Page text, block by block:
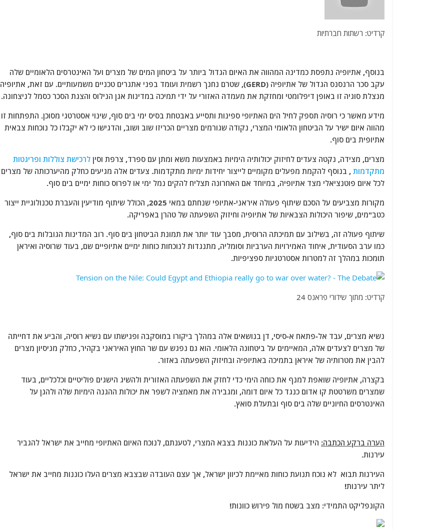
קרדיט: רשתות חברתיות
בנוסף, אתיופיה נתפסת כמדינה המהווה את האיום הגדול ביותר על ביטחון המים של מצרים ועל האינטרסים הלאומיים שלה
עקב סכר הרנסנס הגדול של אתיופיה (GERD), שטרם נחנך רשמית ועומד בפני אתגרים טכניים משמעותיים. עם זאת, אתיופיה
מנצלת סוגיה זו באופן דיפלומטי ומחזקת את מעמדה האזורי על ידי תמיכה במדינות אגן הנילוס והצגת הסכר כסמל לניצחונה.
מידע מאשר כי רוסיה תספק לחיל הים האתיופי ספינות ותסייע באבטחת בסיס ימי בים סוף, שינוי אסטרטגי מסוכן. התפתחות זו
מהווה איום ישיר על הביטחון הלאומי המצרי, נקודה שגורמים מצריים הכריזו שוב ושוב, והדגישו כי לא יקבלו כל נוכחות צבאית
אתיופית בים סוף.
מצרים, מצידה, נקטה צעדים לחיזוק יכולותיה הימיות באמצעות משא ומתן עם ספרד, צרפת וסין לרכישת צוללות ופריגטות
מתקדמות , בנוסף להקמת מפעלים מקומיים לייצור יחידות ימיות מתקדמות. צעדים אלה מגיעים כחלק מהיערכותה של מצרים
לכל איום פוטנציאלי מצד אתיופיה, במיוחד אם האחרונה תצליח להקים נמל ימי או לפרוס כוחות ימיים בים סוף.
מקורות מצביעים על הסכם שיתוף פעולה איראני-אתיופי שנחתם במאי 2025, הכולל שיתוף מודיעין והעברת טכנולוגיית ייצור
כטב"מים, שיפור היכולות הצבאיות של אתיופיה וחיזוק השפעתה של טהרן באפריקה.
שיתוף פעולה זה, בשילוב עם תמיכתה הרוסית, מסבך עוד יותר את תמונת הביטחון בים סוף. רוב המדינות הגובלות בים סוף,
כמו ערב הסעודית, איחוד האמירויות הערביות וסומליה, מתנגדות לנוכחות כוחות ימיים אתיופיים שם, בעוד שרוסיה ואיראן
תומכות במהלך זה למטרות אסטרטגיות ספציפיות.
קרדיט: מתוך שידורי פראנס 24
נשיא מצרים, עבד אל-פתאח א-סיסי, דן בנושאים אלה במהלך ביקורו במוסקבה ופגישתו עם נשיא רוסיה, והביע את דחייתה
של מצרים לצעדים אלה, המאיימים על ביטחונה הלאומי. הוא גם נפגש עם שר החוץ האיראני בקהיר, כחלק מניסיון מצרים
להבין את מטרותיה של איראן בתמיכה באתיופיה ובחיזוק השפעתה באזור.
בקצרה, אתיופיה שואפת למנף את כוחה הימי כדי לחזק את השפעתה האזורית ולהשיג הישגים פוליטיים וכלכליים, בעוד
שמצרים משרטטת קו אדום כנגד כל איום דומה, ומגבירה את מאמציה לשפר את יכולות ההגנה הימיות שלה ולהגן על
האינטרסים החיוניים שלה בים סוף ובתעלת סואץ.
הערה ברקע הכתבה: הידיעות על העלאת כוננות בצבא המצרי, לטענתם, לנוכח האיום האתיופי מחייב את ישראל להגביר
עירנות.
העירנות תבוא לא נוכח תנועת כוחות מאיימת לכיוון ישראל, אך עצם העובדה שבצבא מצרים העלו כוננות מחייב את ישראל
ליתר עירנות!
הקונפליקט התמידי: מצב בשטח מול פירוש כוונות!